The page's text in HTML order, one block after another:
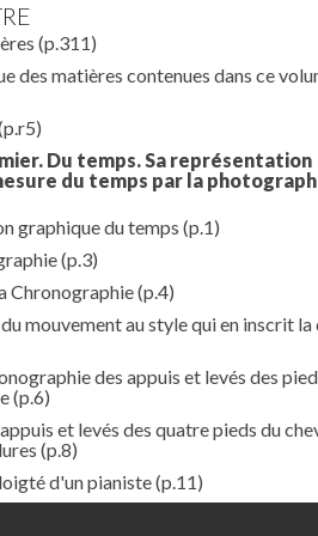
(p.311)
des matières contenues dans ce
Du temps. Sa représentation
du temps par la
graphique du temps (p.1)
(p.3)
Chronographie(p.4)
mouvement au style qui en inscrit la
des appuis et levés des
(p.6)
et levés des quatre pieds du
(p.8)
d'un pianiste(p.11)